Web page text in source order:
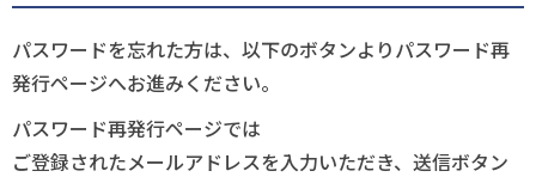
パスワードを忘れた方は、以下のボタンよりパスワード再
発行ページへお進みください。
パスワード再発行ページでは
ご登録されたメールアドレスを入力いただき、送信ボタン